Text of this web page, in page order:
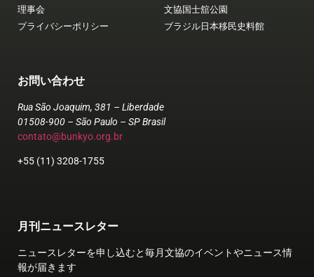
理事会
プライバシーポリシー
文協国士舘公園
ブラジル日本移民史料館
お問い合わせ
Rua São Joaquim, 381 – Liberdade
01508-900 – São Paulo – SP Brasil
contato@bunkyo.org.br
+55 (11) 3208-1755
月刊ニュースレター
ニュースレターを申し込むと毎月文協のイベントやニュース情
報が届きます